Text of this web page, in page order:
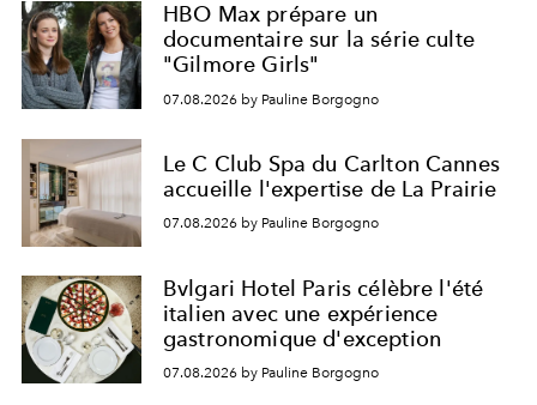
HBO Max prépare un
documentaire sur la série culte
"Gilmore Girls"
07.08.2026 by Pauline Borgogno
Le C Club Spa du Carlton Cannes
accueille l'expertise de La Prairie
07.08.2026 by Pauline Borgogno
Bvlgari Hotel Paris célèbre l'été
italien avec une expérience
gastronomique d'exception
07.08.2026 by Pauline Borgogno